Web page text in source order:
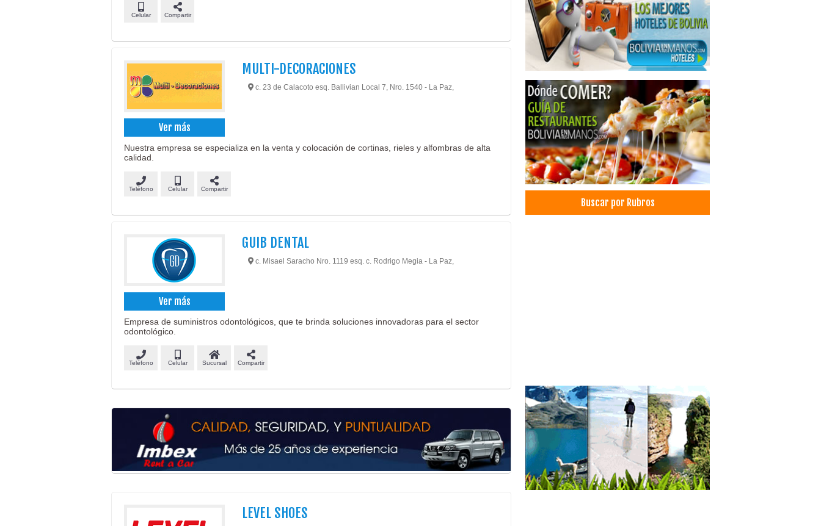
Celular Compartir
Ver más
MULTI-DECORACIONES
c. 23 de Calacoto esq. Ballivian Local 7, Nro. 1540 - La Paz,
Nuestra empresa se especializa en la venta y colocación de cortinas, rieles y alfombras de alta
calidad.
Teléfono Celular Compartir
Ver más
GUIB DENTAL
c. Misael Saracho Nro. 1119 esq. c. Rodrigo Megia - La Paz,
Empresa de suministros odontológicos, que te brinda soluciones innovadoras para el sector
odontológico.
Teléfono Celular Sucursal Compartir
LEVEL SHOES
Industrias Gráficas
Alfombras
Césped Sintético
Cortinas y Persianas
Decoración con alfombras americanas
Decoración de cortinas
Rieles para Cortinas
Rieles
Artículos para el Hogar
Accesorios para el Hogar
Adornos para el hogar
Decoración de Interiores
Decoraciones
Material para Decoraciones
Distribuidora de telas
Seguridad Bancaria
Servicios Empresariales
Estética Integral
Estética Corporal
Fisioterapia Integral
Fisioterapia
Almacenaje
Carga Terrestre
Buscar por Rubros